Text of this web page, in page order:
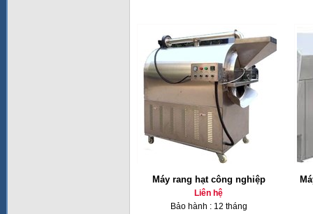
Máy rang hạt công nghiệp
Liên hệ
Bảo hành : 12 tháng